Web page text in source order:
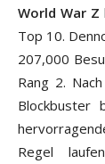
World War Z
Top 10.
207,000
Rang 2.
Blockbuster
Regel